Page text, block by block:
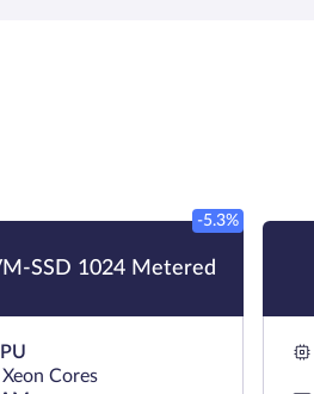
SSD 1024 Metered
-5.3%
Cores